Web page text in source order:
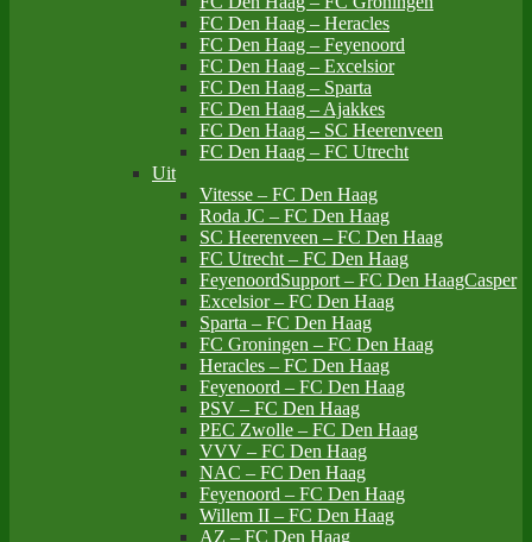
FC Den Haag – Heracles
FC Den Haag – Feyenoord
FC Den Haag – Excelsior
FC Den Haag – Sparta
FC Den Haag – Ajakkes
FC Den Haag – SC Heerenveen
FC Den Haag – FC Utrecht
Uit
Vitesse – FC Den Haag
Roda JC – FC Den Haag
SC Heerenveen – FC Den Haag
FC Utrecht – FC Den Haag
FeyenoordSupport – FC Den HaagCasper
Excelsior – FC Den Haag
Sparta – FC Den Haag
FC Groningen – FC Den Haag
Heracles – FC Den Haag
Feyenoord – FC Den Haag
PSV – FC Den Haag
PEC Zwolle – FC Den Haag
VVV – FC Den Haag
NAC – FC Den Haag
Feyenoord – FC Den Haag
Willem II – FC Den Haag
AZ – FC Den Haag